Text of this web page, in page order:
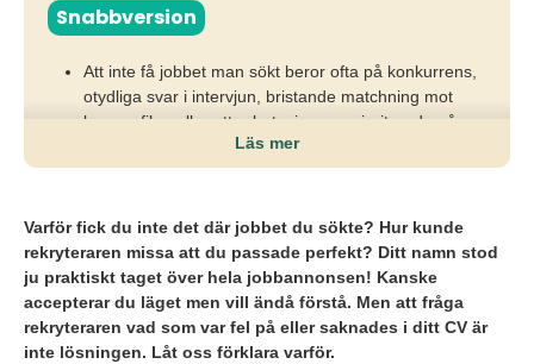
Snabbversion
Att inte få jobbet man sökt beror ofta på konkurrens,
otydliga svar i intervjun, bristande matchning mot
kravprofilen eller att arbetsgivaren prioriterade någon
med mer relevant erfarenhet.
ett ineffektivt jobbsökande.
Genom att be om feedback, analysera processen
och justera hur du presenterar din kompetens ökar
du träffsäkerheten i kommande ansökningar.
Läs mer
Varför fick du inte det där jobbet du sökte? Hur kunde
rekryteraren missa att du passade perfekt? Ditt namn stod
ju praktiskt taget över hela jobbannonsen! Kanske
accepterar du läget men vill ändå förstå. Men att fråga
rekryteraren vad som var fel på eller saknades i ditt CV är
inte lösningen. Låt oss förklara varför.